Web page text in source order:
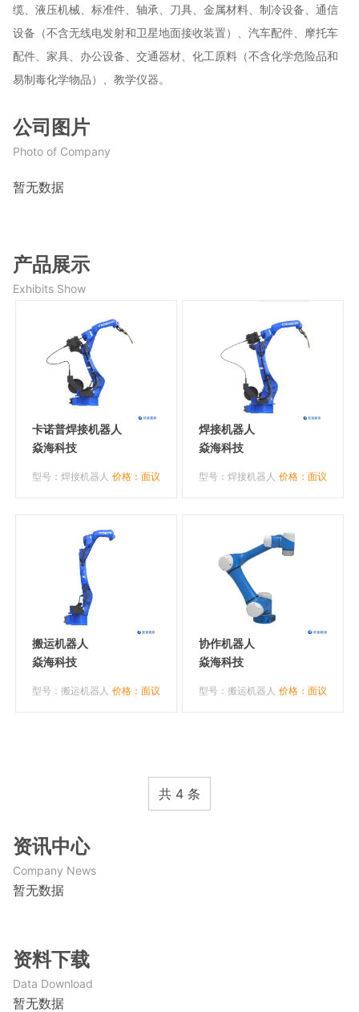
缆、液压机械、标准件、轴承、刀具、金属材料、制冷设备、通信
设备（不含无线电发射和卫星地面接收装置）、汽车配件、摩托车
配件、家具、办公设备、交通器材、化工原料（不含化学危险品和
易制毒化学物品）、教学仪器。
公司图片
Photo of Company
暂无数据
产品展示
Exhibits Show
卡诺普焊接机器人
焱海科技
型号：焊接机器人 价格：面议
焊接机器人
焱海科技
型号：焊接机器人 价格：面议
搬运机器人
焱海科技
型号：搬运机器人 价格：面议
协作机器人
焱海科技
型号：搬运机器人 价格：面议
共 4 条
资讯中心
Company News
暂无数据
资料下载
Data Download
暂无数据